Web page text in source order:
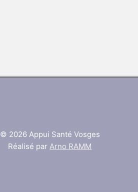
© 2026 Appui Santé Vosges
Réalisé par Arno RAMM